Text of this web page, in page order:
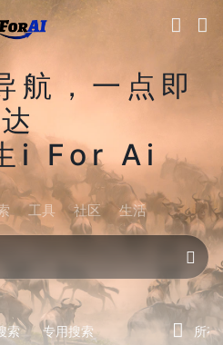
航，一点即
达
i For Ai
工具 社区 生活
索 专用搜索 所有